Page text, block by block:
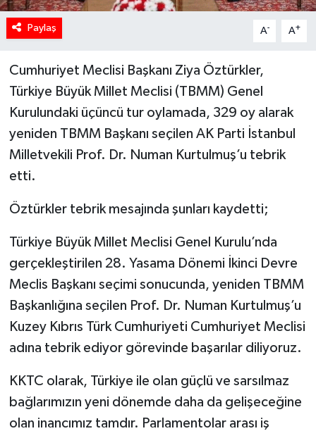
Paylaş A- A+
Cumhuriyet Meclisi Başkanı Ziya Öztürkler,
Türkiye Büyük Millet Meclisi (TBMM) Genel
Kurulundaki üçüncü tur oylamada, 329 oy alarak
yeniden TBMM Başkanı seçilen AK Parti İstanbul
Milletvekili Prof. Dr. Numan Kurtulmuş’u tebrik
etti.
Öztürkler tebrik mesajında şunları kaydetti;
Türkiye Büyük Millet Meclisi Genel Kurulu’nda
gerçekleştirilen 28. Yasama Dönemi İkinci Devre
Meclis Başkanı seçimi sonucunda, yeniden TBMM
Başkanlığına seçilen Prof. Dr. Numan Kurtulmuş’u
Kuzey Kıbrıs Türk Cumhuriyeti Cumhuriyet Meclisi
adına tebrik ediyor görevinde başarılar diliyoruz.
KKTC olarak, Türkiye ile olan güçlü ve sarsılmaz
bağlarımızın yeni dönemde daha da gelişeceğine
olan inancımız tamdır. Parlamentolar arası iş